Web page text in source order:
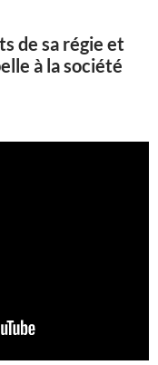
de sa régie et
à la société